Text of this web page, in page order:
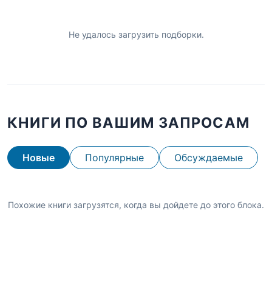
Не удалось загрузить подборки.
КНИГИ ПО ВАШИМ ЗАПРОСАМ
Новые Популярные Обсуждаемые
Похожие книги загрузятся, когда вы дойдете до этого блока.